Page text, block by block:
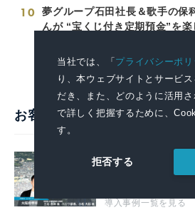
当社では、「プライバシーポリ
り、本ウェブサイトとサービ
だき、また、どのように活用
で詳しく把握するために、
す。
拒否する
10
夢グループ石田社長＆歌手の保
んが “宝くじ付き定期預金”を
2026.08.10 10:00
お客様の声・活用事例
戦略的広報で堺
スリリースを起
導入事例一覧を見る